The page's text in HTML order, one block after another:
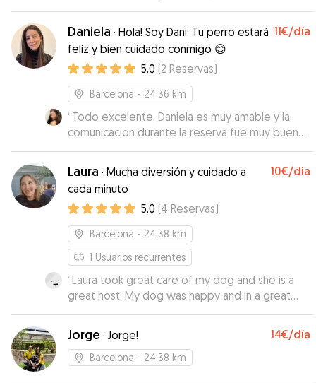
informada todo el tiempo y me siento muy
tranquila cada que la dejo con ellos.
Daniela · Hola! Soy Dani: Tu perro estará
felíz y bien cuidado conmigo 😊
11€/día
5.0 (2 Reservas)
Barcelona - 24.36 km
“Todo excelente, Daniela es muy amable y la
comunicación durante la reserva fue muy buena.
Además, fue muy cariñosa y atenta con Archi. La
recomiendo mucho 🤍✨
Laura · Mucha diversión y cuidado a
cada minuto
10€/día
5.0 (4 Reservas)
Barcelona - 24.38 km
1 Usuarios recurrentes
“Laura took great care of my dog and she is a
great host. My dog was happy and in a great
mood.”
Jorge · Jorge! 14€/día
Barcelona - 24.38 km